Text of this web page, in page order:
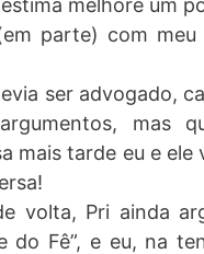
melhore um
parte) com
ser advogado,
mas
mais tarde eu e ele
volta, Pri ainda
do Fê”, e eu, na